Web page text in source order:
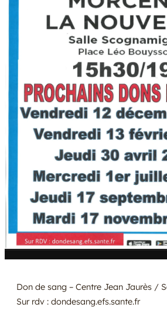
Don de sang – Centre Jean Jaurès /
Sur rdv : dondesang.efs.sante.fr